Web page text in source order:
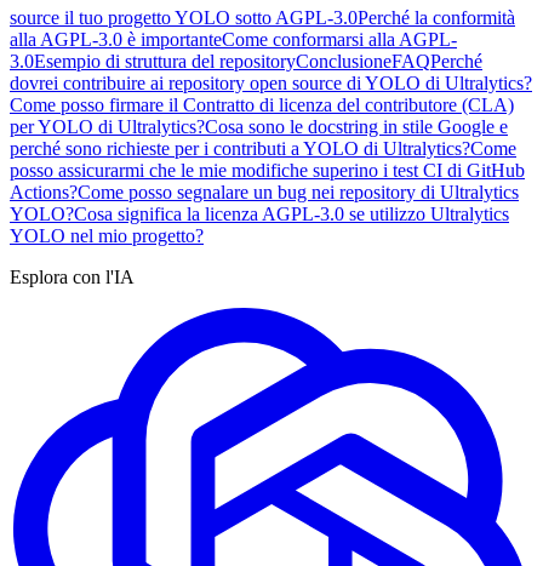
source il tuo progetto YOLO sotto AGPL-3.0Perché la conformità
alla AGPL-3.0 è importanteCome conformarsi alla AGPL-
3.0Esempio di struttura del repositoryConclusioneFAQPerché
dovrei contribuire ai repository open source di YOLO di Ultralytics?
Come posso firmare il Contratto di licenza del contributore (CLA)
per YOLO di Ultralytics?Cosa sono le docstring in stile Google e
perché sono richieste per i contributi a YOLO di Ultralytics?Come
posso assicurarmi che le mie modifiche superino i test CI di GitHub
Actions?Come posso segnalare un bug nei repository di Ultralytics
YOLO?Cosa significa la licenza AGPL-3.0 se utilizzo Ultralytics
YOLO nel mio progetto?
Esplora con l'IA